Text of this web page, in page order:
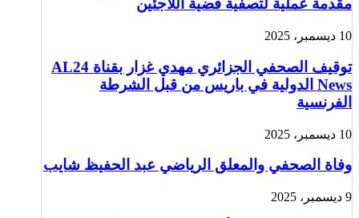
مقدمة عملية لتصفية قضية اللاجئين
10 ديسمبر، 2025
توقيف الصحفي الجزائري مهدي غزار بقناة AL24
News الدولية في باريس من قبل الشرطة
الفرنسية
10 ديسمبر، 2025
وفاة الصحفي والمعلق الرياضي عبد الحفيظ شايب
9 ديسمبر، 2025